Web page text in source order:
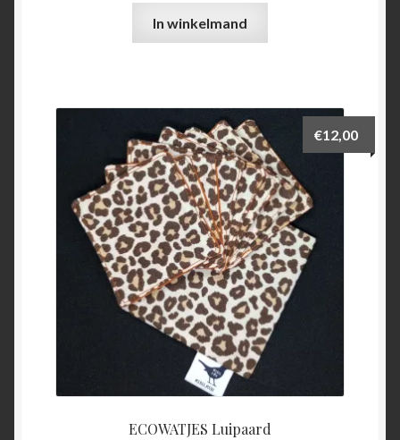
In winkelmand
ECOWATJES Luipaard
€12,00